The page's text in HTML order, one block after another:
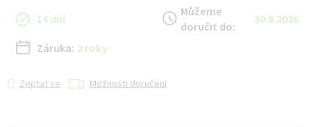
14 dní
Můžeme
doručit do:
30.8.2026
Záruka: 2 roky
Zeptat se Možnosti doručení